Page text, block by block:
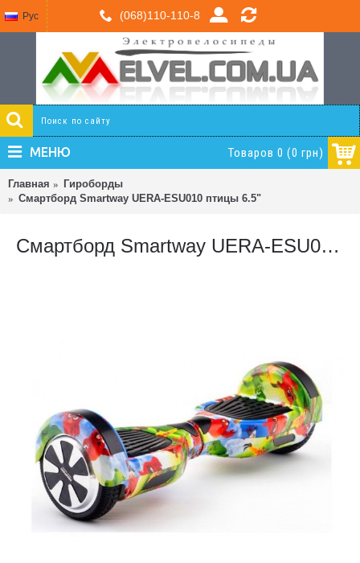
(068)110-110-8
Рус
Товаров 0 (0 грн)
МЕНЮ
Главная
Гироборды
Смартборд Smartway UERA-ESU010 птицы 6.5"
Смартборд Smartway UERA-ESU010 птицы 6.5"